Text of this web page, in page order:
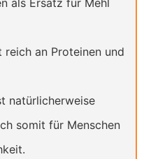
als Ersatz für Mehl
reich an Proteinen und
natürlicherweise
somit für Menschen